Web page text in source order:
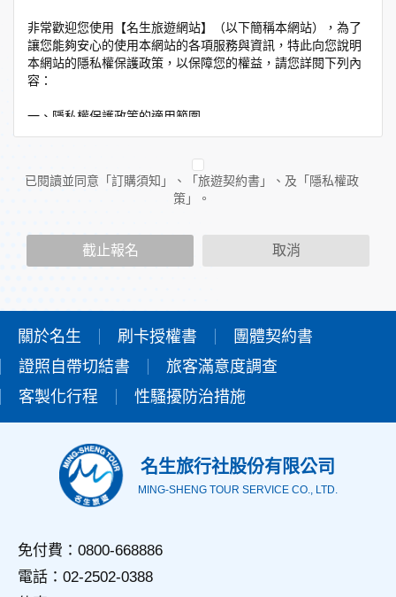
非常歡迎您使用【名生旅遊網站】（以下簡稱本網站），為了
讓您能夠安心的使用本網站的各項服務與資訊，特此向您說明
本網站的隱私權保護政策，以保障您的權益，請您詳閱下列內
容：
一、隱私權保護政策的適用範圍
隱私權保護政策內容，包括本網站如何處理在您使用網站服務
外的相關連結網站，也不適用於非本網站所委託或參與管理的
人員。
當您造訪本網站或使用本網站所提供之功能服務時，我們將視
該服務功能性質，請您提供必要的個人資料，並在該特定目的
本網站在您使用服務信箱、問卷調查等互動性功能時，會保留
您所提供的姓名、電子郵件地址、聯絡方式及使用時間等。
於一般瀏覽時，伺服器會自行記錄相關行徑，包括您使用連線
設備的IP位址、使用時間、使用的瀏覽器、瀏覽及點選資料記
用，決不對外公佈。
外，我們會視需要公佈統計數據及說明文字，但不涉及特定個
人之資料。
三、資料之保護
備及必要的安全防護措施，加以保護網站及您的個人資料採用
嚴格的保護措施，只由經過授權的人員才能接觸您的個人資
料，相關處理人員皆簽有保密合約，如有違反保密義務者，將
已閱讀並同意「訂購須知」、「旅遊契約書」、及「隱私權政
策」。
截止報名 取消
關於名生 刷卡授權書
團體契約書
證照自帶切結書
旅客滿意度調查
客製化行程
性騷擾防治措施
名生旅行社股份有限公司
MING-SHENG TOUR SERVICE CO., LTD.
免付費：0800-668886
電話：02-2502-0388